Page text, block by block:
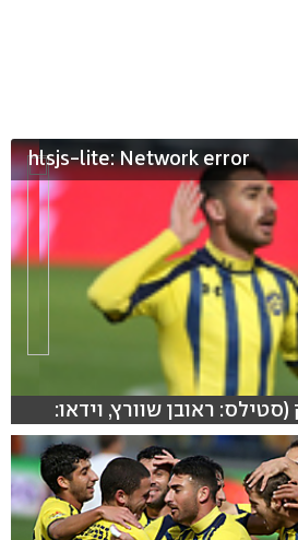
hlsjs-lite: Network error
ראובן שוורץ, וידאו: